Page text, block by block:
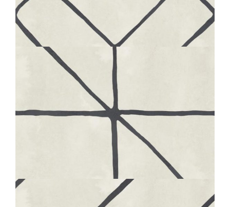
20X20
BOHÈME
20X20